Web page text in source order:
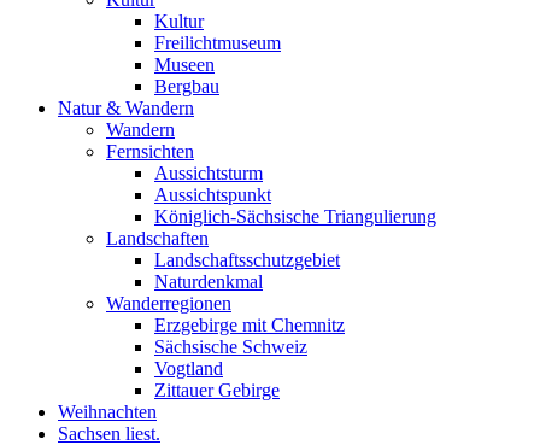
Kultur
Freilichtmuseum
Museen
Bergbau
Natur & Wandern
Wandern
Fernsichten
Aussichtsturm
Aussichtspunkt
Königlich-Sächsische Triangulierung
Landschaften
Landschaftsschutzgebiet
Naturdenkmal
Wanderregionen
Erzgebirge mit Chemnitz
Sächsische Schweiz
Vogtland
Zittauer Gebirge
Weihnachten
Sachsen liest.